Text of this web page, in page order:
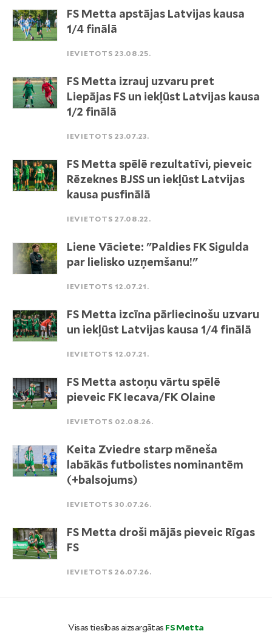
FS Metta apstājas Latvijas kausa
1/4 finālā
IEVIETOTS 23.08.25.
FS Metta izrauj uzvaru pret
Liepājas FS un iekļūst Latvijas kausa
1/2 finālā
IEVIETOTS 23.07.23.
FS Metta spēlē rezultatīvi, pieveic
Rēzeknes BJSS un iekļūst Latvijas
kausa pusfinālā
IEVIETOTS 27.08.22.
Liene Vāciete: "Paldies FK Sigulda
par lielisko uzņemšanu!"
IEVIETOTS 12.07.21.
FS Metta izcīna pārliecinošu uzvaru
un iekļūst Latvijas kausa 1/4 finālā
IEVIETOTS 12.07.21.
FS Metta astoņu vārtu spēlē
pieveic FK Iecava/FK Olaine
IEVIETOTS 02.08.26.
Keita Zviedre starp mēneša
labākās futbolistes nominantēm
(+balsojums)
IEVIETOTS 30.07.26.
FS Metta droši mājās pieveic Rīgas
FS
IEVIETOTS 26.07.26.
Visas tiesības aizsargātas FS Metta